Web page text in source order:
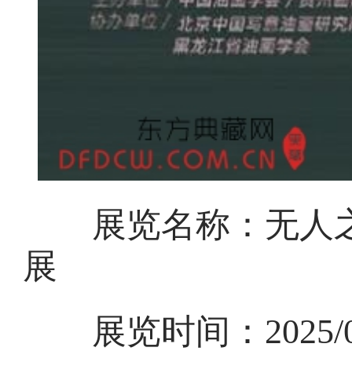
展览名称：无人
展
展览时间：2025/